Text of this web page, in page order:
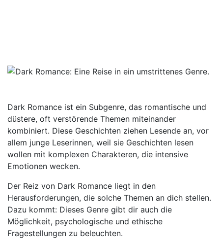
Dark Romance ist ein Subgenre, das romantische und
düstere, oft verstörende Themen miteinander
kombiniert. Diese Geschichten ziehen Lesende an, vor
allem junge Leserinnen, weil sie Geschichten lesen
wollen mit komplexen Charakteren, die intensive
Emotionen wecken.
Der Reiz von Dark Romance liegt in den
Herausforderungen, die solche Themen an dich stellen.
Dazu kommt: Dieses Genre gibt dir auch die
Möglichkeit, psychologische und ethische
Fragestellungen zu beleuchten.